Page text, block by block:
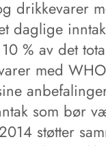
drikkevarer
daglige
% av det
med
som bør
støtter